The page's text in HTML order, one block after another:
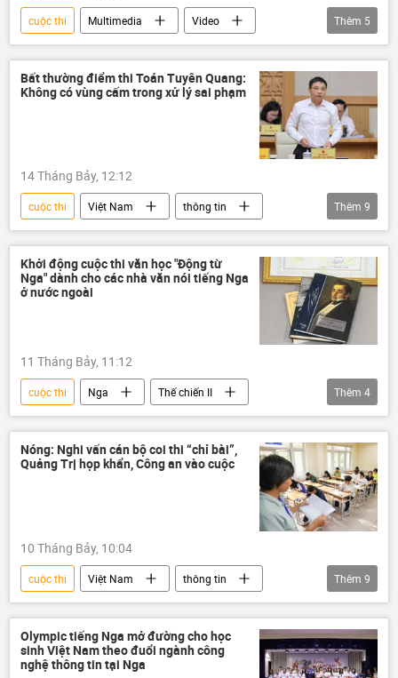
cuộc thi Multimedia
Video
Nga
Thể thao
Thế giới
Các biện pháp trừng phạt chống Nga
Chính trị
Quan điểm-Ý kiến
Thêm 5
Bất thường điểm thi Toán Tuyên Quang:
Không có vùng cấm trong xử lý sai phạm
14 Tháng Bảy, 12:12
cuộc thi Việt Nam
thông tin
Chính phủ
Thủ tướng
Pháp luật
Tuyên Quang
gian lận thi cử
kỳ thi THPT
Thêm 9
Khởi động cuộc thi văn học "Động từ
Nga" dành cho các nhà văn nói tiếng Nga
ở nước ngoài
11 Tháng Bảy, 11:12
cuộc thi Nga
Thế chiến II
Thế giới
tiếng Nga
Bộ Ngoại giao Nga
văn học
Thêm 4
Nóng: Nghi vấn cán bộ coi thi “chỉ bài”,
Quảng Trị họp khẩn, Công an vào cuộc
10 Tháng Bảy, 10:04
cuộc thi Việt Nam
thông tin
gian lận thi cử
kỳ thi THPT
Kỳ thi tốt nghiệp THPT tại Việt Nam
thi cử
điểm thi
Pháp luật
gian lận
Thêm 9
Olympic tiếng Nga mở đường cho học
sinh Việt Nam theo đuổi ngành công
nghệ thông tin tại Nga